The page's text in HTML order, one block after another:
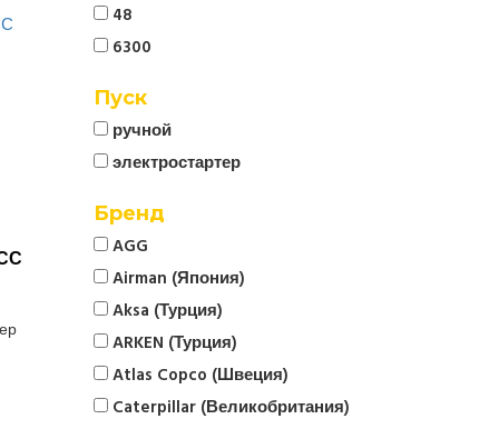
48
6300
Пуск
ручной
электростартер
Бренд
AGG
Airman (Япония)
Aksa (Турция)
ARKEN (Турция)
Atlas Copco (Швеция)
Caterpillar (Великобритания)